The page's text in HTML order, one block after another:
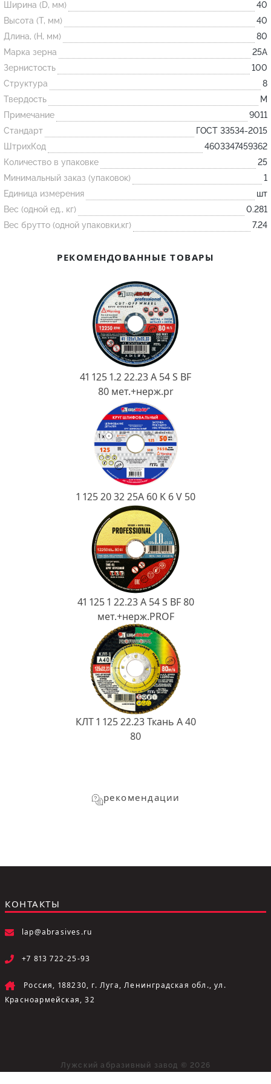
Огнеупорные
изделия
Скачать каталог
Тигель
Муфель
Черпак
Шербер
Трубка
Стержень
Пробка
Подставка
Контакт
Ковш разливочный
Огнеупорная SiC смесь
Ширина (D, мм)
40
Высота (T, мм)
40
Длина, (H, мм)
80
Марка зерна
25А
Зернистость
100
Структура
8
Твердость
M
Примечание
9011
Стандарт
ГОСТ 33534-2015
ШтрихКод
4603347459362
Количество в упаковке
25
Минимальный заказ (упаковок)
1
Единица измерения
шт
Вес (одной ед., кг)
0.281
Вес брутто (одной упаковки,кг)
7.24
РЕКОМЕНДОВАННЫЕ ТОВАРЫ
41 125 1.2 22.23 A 54 S BF
80 мет.+нерж.pr
1 125 20 32 25А 60 K 6 V 50
41 125 1 22.23 A 54 S BF 80
мет.+нерж.PROF
КЛТ 1 125 22.23 Ткань A 40
80
рекомендации
КОНТАКТЫ
lap@abrasives.ru
+7 813 722-25-93
Россия, 188230, г. Луга, Ленинградская обл., ул.
Красноармейская, 32
Лужский абразивный завод © 2026